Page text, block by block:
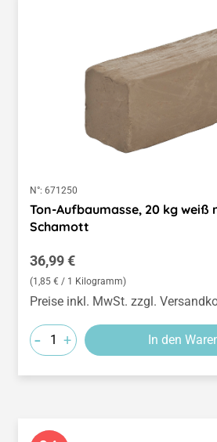
N°: 671250
Ton-Aufbaumasse, 20 kg weiß
Schamott
Regulärer Preis:
36,99 €
(1,85 € / 1 Kilogramm)
Preise inkl. MwSt. zzgl.
- + In den